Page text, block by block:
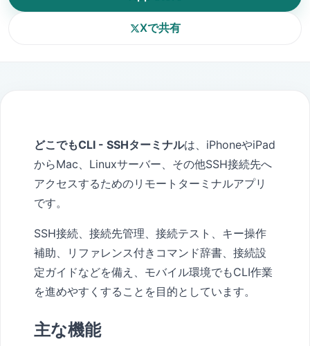
Xで共有
どこでもCLI - SSHターミナルは、iPhoneやiPad
からMac、Linuxサーバー、その他SSH接続先へ
アクセスするためのリモートターミナルアプリ
です。
SSH接続、接続先管理、接続テスト、キー操作
補助、リファレンス付きコマンド辞書、接続設
定ガイドなどを備え、モバイル環境でもCLI作業
を進めやすくすることを目的としています。
主な機能